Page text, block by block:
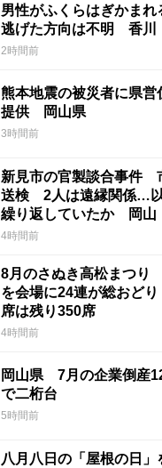
男性がふくらはぎかま
逃げた方向は不明 香川
2時間前
熊本地震の被災者に県営
提供 岡山県
3時間前
新見市の官製談合事件
送検 2人は遠縁関係…
繰り返していたか 岡山
4時間前
8月のさぬき高松まつり
を会場に24連が総おど
席は残り350席
4時間前
岡山県 7月の企業倒産
で二桁台
5時間前
八月八日の「屋根の日